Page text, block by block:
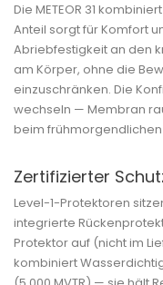
Die METEOR 31
Anteil sorgt für Komfort
Abriebfestigkeit an den
am Körper, ohne die
einzuschränken. Die
wechseln — Membran
beim frühmorgendlichen
Zertifizierter
Level-1-Protektoren
integrierte
Protektor auf (nicht im
kombiniert